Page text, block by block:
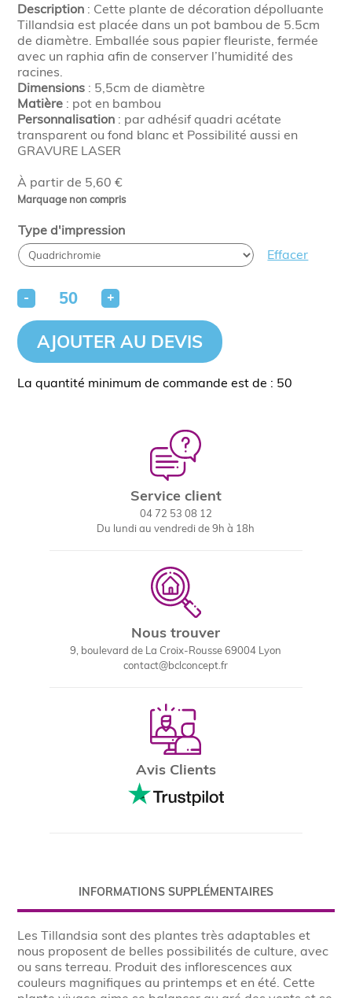
À partir de 5,60 €
Marquage non compris
Description : Cette plante de décoration dépolluante
Tillandsia est placée dans un pot bambou de 5.5cm
de diamètre. Emballée sous papier fleuriste, fermée
avec un raphia afin de conserver l’humidité des
racines.
Dimensions : 5,5cm de diamètre
Matière : pot en bambou
Personnalisation : par adhésif quadri acétate
transparent ou fond blanc et Possibilité aussi en
GRAVURE LASER
Type d'impression
Effacer
- +
AJOUTER AU DEVIS
La quantité minimum de commande est de : 50
Service client
04 72 53 08 12
Du lundi au vendredi de 9h à 18h
Nous trouver
9, boulevard de La Croix-Rousse 69004 Lyon
contact@bclconcept.fr
Avis Clients
INFORMATIONS SUPPLÉMENTAIRES
Les Tillandsia sont des plantes très adaptables et
nous proposent de belles possibilités de culture, avec
ou sans terreau. Produit des inflorescences aux
couleurs magnifiques au printemps et en été. Cette